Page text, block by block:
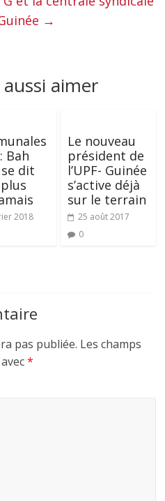
→
aimer
Bah
dit
2018
Le nouveau
président de
l’UPF- Guinée
s’active déjà
sur le terrain
25 août 2017
0
pas publiée. Les champs
*